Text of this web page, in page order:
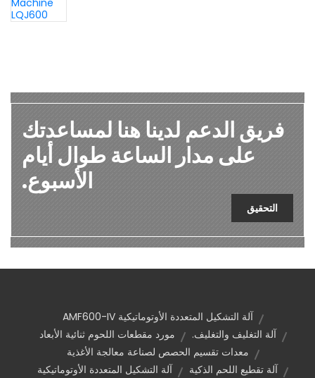
فريق الدعم لدينا هنا لمساعدتك
على مدار الساعة طوال أيام
الأسبوع.
التحقيق
آلة التشكيل المتعددة الأوتوماتيكية AMF600-IV
آلة التغليف والتغليف.
مورد مقطعات اللحوم ثنائية الأبعاد
معدات تقسيم الحصص لصناعة معالجة الأغذية
آلة تقطيع اللحم الذكية
آلة التشكيل المتعددة الأوتوماتيكية